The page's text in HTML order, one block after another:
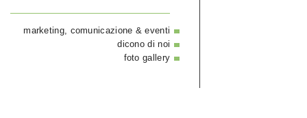
marketing, comunicazione & eventi
dicono di noi
foto gallery